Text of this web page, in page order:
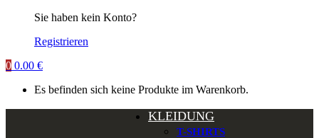
Sie haben kein Konto?
Registrieren
0 0.00 €
Es befinden sich keine Produkte im Warenkorb.
KLEIDUNG
T-SHIRTS